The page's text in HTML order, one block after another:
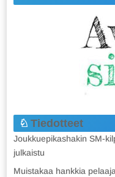
Tiedotteet
Joukkuepikashakin SM-
julkaistu
Muistakaa hankkia